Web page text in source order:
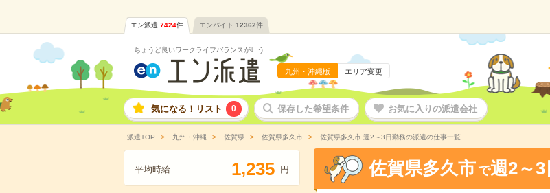
エン派遣 7424件 エンバイト 12362件
ちょうど良いワークライフバランスが叶う
九州・沖縄版 エリア変更
気になる！リスト 0 保存した希望条件 お気に入りの派遣会社
派遣TOP 九州・沖縄 佐賀県 佐賀県多久市 佐賀県多久市 週2～3日勤務の派遣の仕事一覧
平均時給: 1,235 円 佐賀県多久市 で週2～3